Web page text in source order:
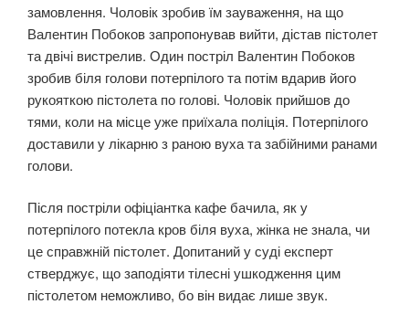
замовлення. Чоловік зробив їм зауваження, на що
Валентин Побоков запропонував вийти, дістав пістолет
та двічі вистрелив. Один постріл Валентин Побоков
зробив біля голови потерпілого та потім вдарив його
рукояткою пістолета по голові. Чоловік прийшов до
тями, коли на місце уже приїхала поліція. Потерпілого
доставили у лікарню з раною вуха та забійними ранами
голови.
Після постріли офіціантка кафе бачила, як у
потерпілого потекла кров біля вуха, жінка не знала, чи
це справжній пістолет. Допитаний у суді експерт
стверджує, що заподіяти тілесні ушкодження цим
пістолетом неможливо, бо він видає лише звук.